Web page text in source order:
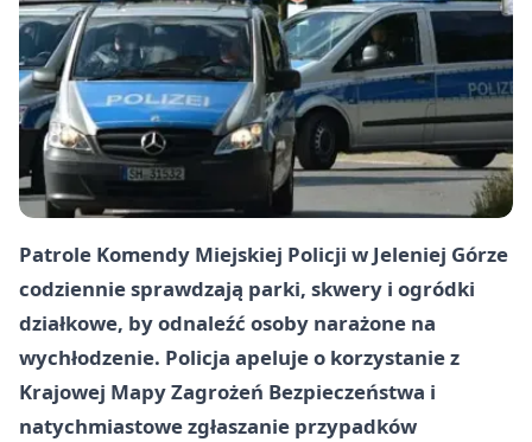
Patrole Komendy Miejskiej Policji w Jeleniej Górze
codziennie sprawdzają parki, skwery i ogródki
działkowe, by odnaleźć osoby narażone na
wychłodzenie. Policja apeluje o korzystanie z
Krajowej Mapy Zagrożeń Bezpieczeństwa i
natychmiastowe zgłaszanie przypadków